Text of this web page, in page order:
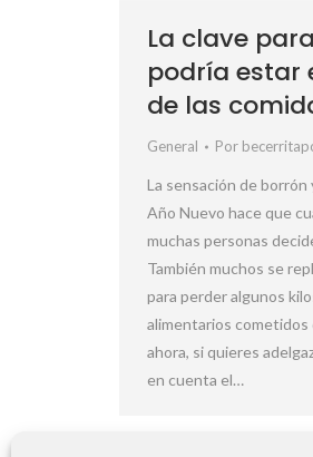
La clave
podría estar
de las
General Por
La sensación de
Año Nuevo hace que
muchas personas
También muchos se
para perder algunos
alimentarios
ahora, si quieres
en cuenta el…